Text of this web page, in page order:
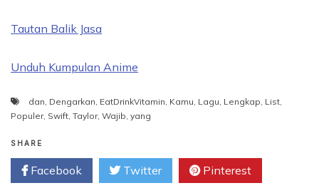
Tautan Balik Jasa
Unduh Kumpulan Anime
dan, Dengarkan, EatDrinkVitamin, Kamu, Lagu, Lengkap, List,
Populer, Swift, Taylor, Wajib, yang
SHARE
Facebook Twitter Pinterest